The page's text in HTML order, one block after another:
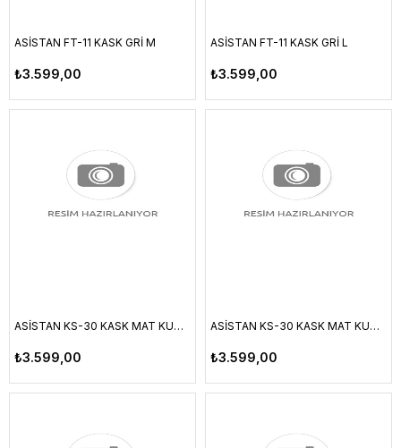
ASİSTAN FT-11 KASK GRİ M
₺3.599,00
ASİSTAN FT-11 KASK GRİ L
₺3.599,00
ASİSTAN KS-30 KASK MAT KUM - MAVİ M
₺3.599,00
ASİSTAN KS-30 KASK MAT KUM - MAVİ L
₺3.599,00